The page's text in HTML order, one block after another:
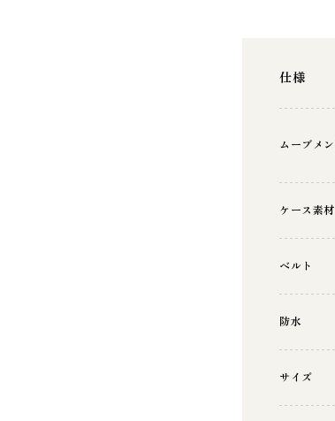
仕様
ムーブメ
ケース素材
ベルト
防水
サイズ